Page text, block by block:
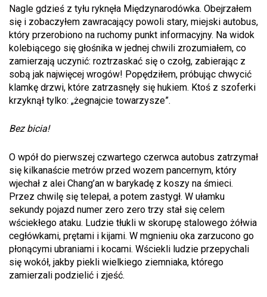
Nagle gdzieś z tyłu ryknęła Międzynarodówka. Obejrzałem
się i zobaczyłem zawracający powoli stary, miejski autobus,
który przerobiono na ruchomy punkt informacyjny. Na widok
kolebiącego się głośnika w jednej chwili zrozumiałem, co
zamierzają uczynić: roztrzaskać się o czołg, zabierając z
sobą jak najwięcej wrogów! Popędziłem, próbując chwycić
klamkę drzwi, które zatrzasnęły się hukiem. Ktoś z szoferki
krzyknął tylko: „żegnajcie towarzysze”.
Bez bicia!
O wpół do pierwszej czwartego czerwca autobus zatrzymał
się kilkanaście metrów przed wozem pancernym, który
wjechał z alei Chang’an w barykadę z koszy na śmieci.
Przez chwilę się telepał, a potem zastygł. W ułamku
sekundy pojazd numer zero zero trzy stał się celem
wściekłego ataku. Ludzie tłukli w skorupę stalowego żółwia
cegłówkami, prętami i kijami. W mgnieniu oka zarzucono go
płonącymi ubraniami i kocami. Wściekli ludzie przepychali
się wokół, jakby piekli wielkiego ziemniaka, którego
zamierzali podzielić i zjeść.